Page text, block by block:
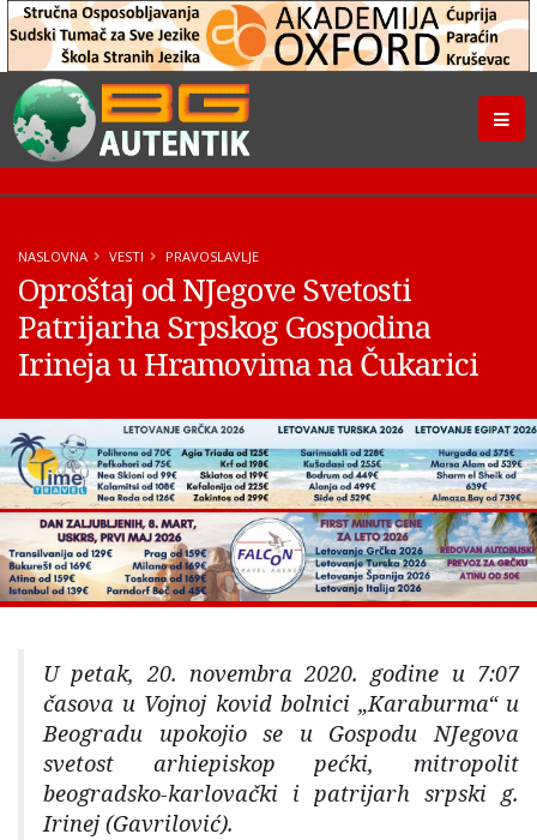
NASLOVNA VESTI PRAVOSLAVLJE
Oproštaj od NJegove Svetosti
Patrijarha Srpskog Gospodina
Irineja u Hramovima na Čukarici
U petak, 20. novembra 2020. godine u 7:07
časova u Vojnoj kovid bolnici „Karaburma“ u
Beogradu upokojio se u Gospodu NJegova
svetost arhiepiskop pećki, mitropolit
beogradsko-karlovački i patrijarh srpski g.
Irinej (Gavrilović).